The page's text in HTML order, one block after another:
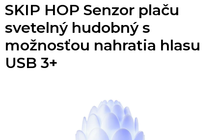
SKIP HOP Senzor plaču
svetelný hudobný s
možnosťou nahratia hlasu
USB 3+